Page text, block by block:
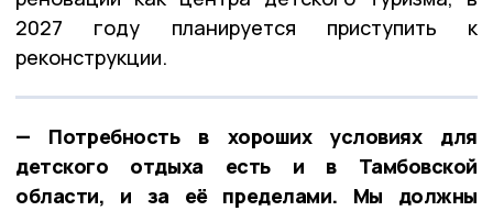
2027 году планируется приступить к
реконструкции.
— Потребность в хороших условиях для
детского отдыха есть и в Тамбовской
области, и за её пределами. Мы должны